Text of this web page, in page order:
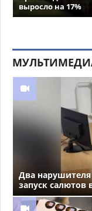
выросло на 17%
Два нарушителя
запуск салютов